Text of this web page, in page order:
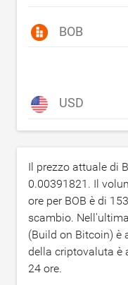
BOB
USD
Il prezzo attuale di
0.00391821 . Il
ore per BOB è di
scambio.
(Build on Bitcoin) è
della criptovaluta è
24 ore.